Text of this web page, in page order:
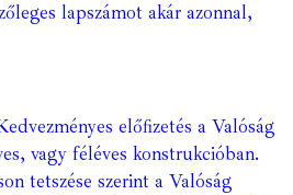
lapszámot akár azonnal,
előfizetés a Valóság
vagy féléves konstrukcióban.
tetszése szerint a Valóság